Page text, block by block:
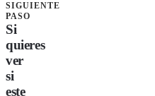
SIGUIENTE
PASO
Si
quieres
ver
si
este